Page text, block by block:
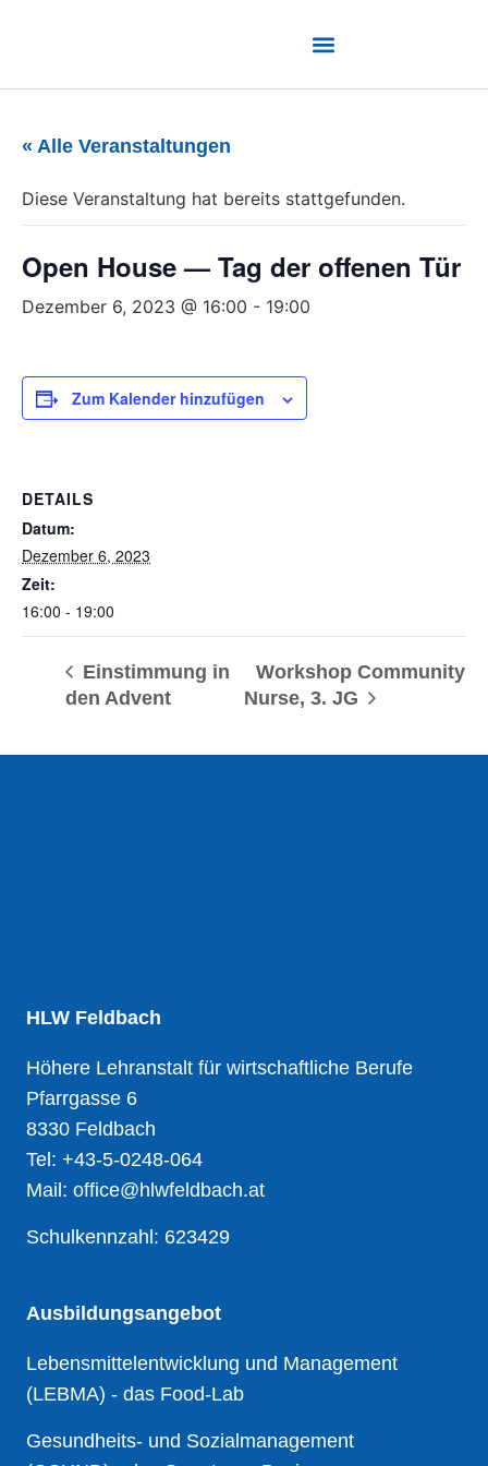
« Alle Veranstaltungen
Diese Veranstaltung hat bereits stattgefunden.
Open House — Tag der offenen Tür
Dezember 6, 2023 @ 16:00 - 19:00
Zum Kalender hinzufügen
DETAILS
Datum:
Dezember 6, 2023
Zeit:
16:00 - 19:00
Einstimmung in
den Advent
Workshop Community
Nurse, 3. JG
HLW Feldbach
Höhere Lehranstalt für wirtschaftliche Berufe
Pfarrgasse 6
8330 Feldbach
Tel: +43-5-0248-064
Mail: office@hlwfeldbach.at
Schulkennzahl: 623429
Ausbildungsangebot
Lebensmittelentwicklung und Management
(LEBMA) - das Food-Lab
Gesundheits- und Sozialmanagement